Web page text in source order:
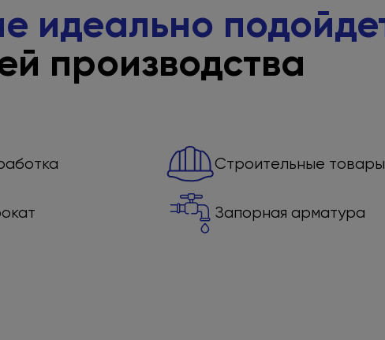
идеально
производства
Строительные товары
Запорная арматура